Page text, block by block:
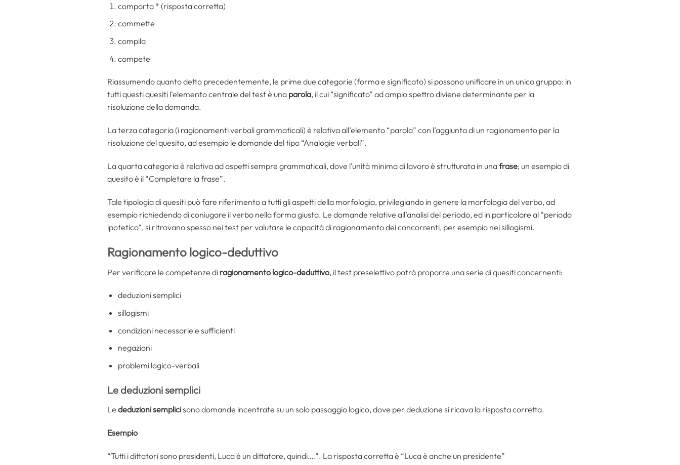
comporta * (risposta corretta)
commette
compila
compete
Riassumendo quanto detto precedentemente, le prime due categorie (forma e significato) si possono unificare in un unico gruppo: in
tutti questi quesiti l’elemento centrale del test è una parola, il cui “significato” ad ampio spettro diviene determinante per la
risoluzione della domanda.
La terza categoria (i ragionamenti verbali grammaticali) è relativa all’elemento “parola” con l’aggiunta di un ragionamento per la
risoluzione del quesito, ad esempio le domande del tipo “Analogie verbali”.
La quarta categoria è relativa ad aspetti sempre grammaticali, dove l’unità minima di lavoro è strutturata in unafrase; un esempio di
quesito è il “Completare la frase”.
Tale tipologia di quesiti può fare riferimento a tutti gli aspetti della morfologia, privilegiando in genere la morfologia del verbo, ad
esempio richiedendo di coniugare il verbo nella forma giusta. Le domande relative all’analisi del periodo, ed in particolare al “periodo
ipotetico”, si ritrovano spesso nei test per valutare le capacità di ragionamento dei concorrenti, per esempio nei sillogismi.
Ragionamento logico-deduttivo
Per verificare le competenze di ragionamento logico-deduttivo, il test preselettivo potrà proporre una serie di quesiti concernenti:
deduzioni semplici
sillogismi
condizioni necessarie e sufficienti
negazioni
problemi logico-verbali
Le deduzioni semplici
Le deduzioni semplicisono domande incentrate su un solo passaggio logico, dove per deduzione si ricava la risposta corretta.
Esempio
“Tutti i dittatori sono presidenti, Luca è un dittatore, quindi….”. La risposta corretta è “Luca è anche un presidente”